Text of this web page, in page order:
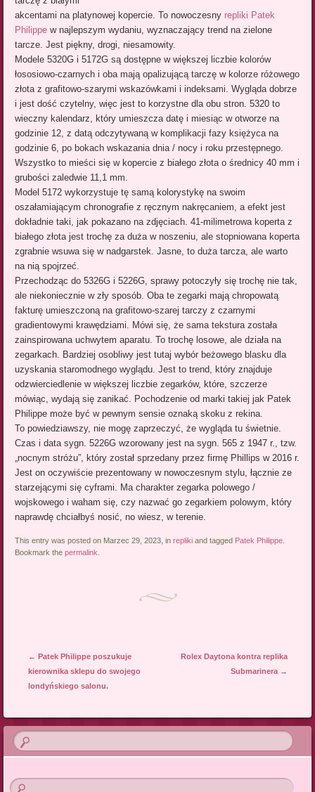
akcentami na platynowej kopercie. To nowoczesny repliki Patek
Philippe w najlepszym wydaniu, wyznaczający trend na zielone
tarcze. Jest piękny, drogi, niesamowity.
Modele 5320G i 5172G są dostępne w większej liczbie kolorów
łososiowo-czarnych i oba mają opalizującą tarczę w kolorze różowego
złota z grafitowo-szarymi wskazówkami i indeksami. Wygląda dobrze
i jest dość czytelny, więc jest to korzystne dla obu stron. 5320 to
wieczny kalendarz, który umieszcza datę i miesiąc w otworze na
godzinie 12, z datą odczytywaną w komplikacji fazy księżyca na
godzinie 6, po bokach wskazania dnia / nocy i roku przestępnego.
Wszystko to mieści się w kopercie z białego złota o średnicy 40 mm i
grubości zaledwie 11,1 mm.
Model 5172 wykorzystuje tę samą kolorystykę na swoim
oszałamiającym chronografie z ręcznym nakręcaniem, a efekt jest
dokładnie taki, jak pokazano na zdjęciach. 41-milimetrowa koperta z
białego złota jest trochę za duża w noszeniu, ale stopniowana koperta
zgrabnie wsuwa się w nadgarstek. Jasne, to duża tarcza, ale warto
na nią spojrzeć.
Przechodząc do 5326G i 5226G, sprawy potoczyły się trochę nie tak,
ale niekoniecznie w zły sposób. Oba te zegarki mają chropowatą
fakturę umieszczoną na grafitowo-szarej tarczy z czarnymi
gradientowymi krawędziami. Mówi się, że sama tekstura została
zainspirowana uchwytem aparatu. To trochę losowe, ale działa na
zegarkach. Bardziej osobliwy jest tutaj wybór beżowego blasku dla
uzyskania staromodnego wyglądu. Jest to trend, który znajduje
odzwierciedlenie w większej liczbie zegarków, które, szczerze
mówiąc, wydają się zanikać. Pochodzenie od marki takiej jak Patek
Philippe może być w pewnym sensie oznaką skoku z rekina.
To powiedziawszy, nie mogę zaprzeczyć, że wygląda tu świetnie.
Czas i data sygn. 5226G wzorowany jest na sygn. 565 z 1947 r., tzw.
„nocnym stróżu”, który został sprzedany przez firmę Phillips w 2016 r.
Jest on oczywiście prezentowany w nowoczesnym stylu, łącznie ze
starzejącymi się cyframi. Ma charakter zegarka polowego /
wojskowego i waham się, czy nazwać go zegarkiem polowym, który
naprawdę chciałbyś nosić, no wiesz, w terenie.
This entry was posted on Marzec 29, 2023, inrepliki and tagged Patek Philippe
Bookmark thepermalink
Post navigation
← Patek Philippe poszukuje
kierownika sklepu do swojego
londyńskiego salonu.
Rolex Daytona kontra replika
Submarinera →